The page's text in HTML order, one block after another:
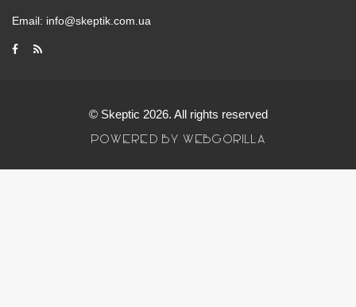
Email: info@skeptik.com.ua
© Skeptic 2026. All rights reserved
POWERED BY WEBGORILLA